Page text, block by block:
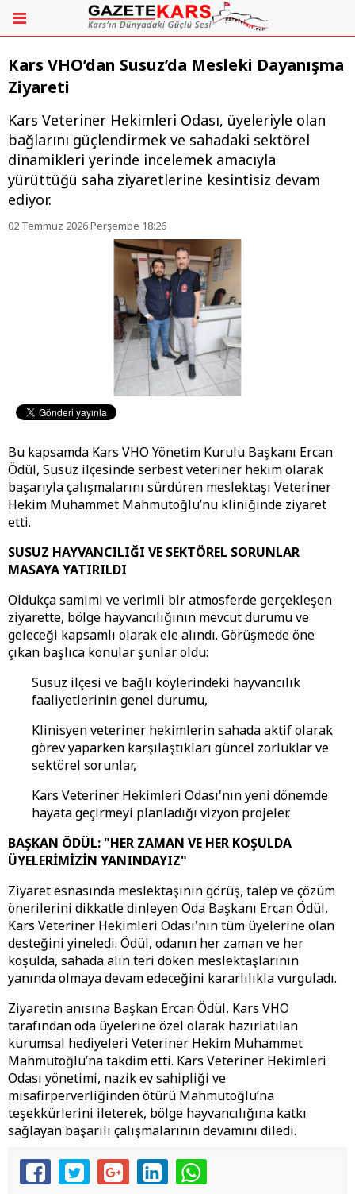
Kars VHO’dan Susuz’da Mesleki Dayanışma
Ziyareti
Kars Veteriner Hekimleri Odası, üyeleriyle olan
bağlarını güçlendirmek ve sahadaki sektörel
dinamikleri yerinde incelemek amacıyla
yürüttüğü saha ziyaretlerine kesintisiz devam
ediyor.
02 Temmuz 2026 Perşembe 18:26
Bu kapsamda Kars VHO Yönetim Kurulu Başkanı Ercan
Ödül, Susuz ilçesinde serbest veteriner hekim olarak
başarıyla çalışmalarını sürdüren meslektaşı Veteriner
Hekim Muhammet Mahmutoğlu’nu kliniğinde ziyaret
etti.
SUSUZ HAYVANCILIĞI VE SEKTÖREL SORUNLAR
MASAYA YATIRILDI
Oldukça samimi ve verimli bir atmosferde gerçekleşen
ziyarette, bölge hayvancılığının mevcut durumu ve
geleceği kapsamlı olarak ele alındı. Görüşmede öne
çıkan başlıca konular şunlar oldu:
Susuz ilçesi ve bağlı köylerindeki hayvancılık
faaliyetlerinin genel durumu,
Klinisyen veteriner hekimlerin sahada aktif olarak
görev yaparken karşılaştıkları güncel zorluklar ve
sektörel sorunlar,
Kars Veteriner Hekimleri Odası'nın yeni dönemde
hayata geçirmeyi planladığı vizyon projeler.
BAŞKAN ÖDÜL: "HER ZAMAN VE HER KOŞULDA
ÜYELERİMİZİN YANINDAYIZ"
Ziyaret esnasında meslektaşının görüş, talep ve çözüm
önerilerini dikkatle dinleyen Oda Başkanı Ercan Ödül,
Kars Veteriner Hekimleri Odası'nın tüm üyelerine olan
desteğini yineledi. Ödül, odanın her zaman ve her
koşulda, sahada alın teri döken meslektaşlarının
yanında olmaya devam edeceğini kararlılıkla vurguladı.
Ziyaretin anısına Başkan Ercan Ödül, Kars VHO
tarafından oda üyelerine özel olarak hazırlatılan
kurumsal hediyeleri Veteriner Hekim Muhammet
Mahmutoğlu’na takdim etti. Kars Veteriner Hekimleri
Odası yönetimi, nazik ev sahipliği ve
misafirperverliğinden ötürü Mahmutoğlu’na
teşekkürlerini ileterek, bölge hayvancılığına katkı
sağlayan başarılı çalışmalarının devamını diledi.